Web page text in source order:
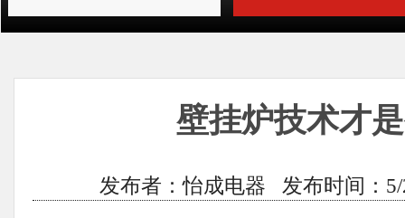
壁挂炉技术才
发布者：怡成电器 发布时间：5/